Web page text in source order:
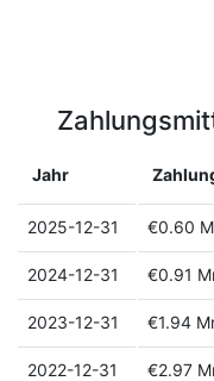
Jahr
2025-12-31 €0.60
2024-12-31 €0.91
2023-12-31 €1.94
2022-12-31 €2.97